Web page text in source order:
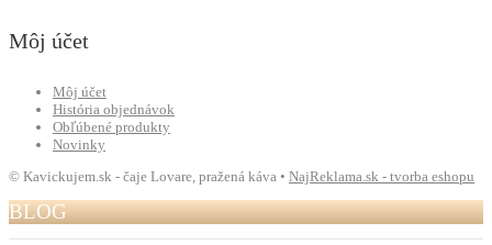
Môj účet
Môj účet
História objednávok
Obľúbené produkty
Novinky
© Kavickujem.sk - čaje Lovare, pražená káva • NajReklama.sk - tvorba eshopu
BLOG